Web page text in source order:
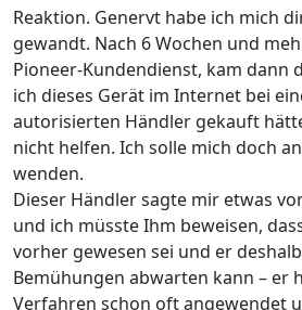
Reaktion. Genervt habe ich mich
gewandt. Nach 6 Wochen und
Pioneer-Kundendienst, kam dann
ich dieses Gerät im Internet bei
autorisierten Händler gekauft
nicht helfen. Ich solle mich doch
wenden.
Dieser Händler sagte mir etwas
und ich müsste Ihm beweisen,
vorher gewesen sei und er
Bemühungen abwarten kann – er
Verfahren schon oft angewendet